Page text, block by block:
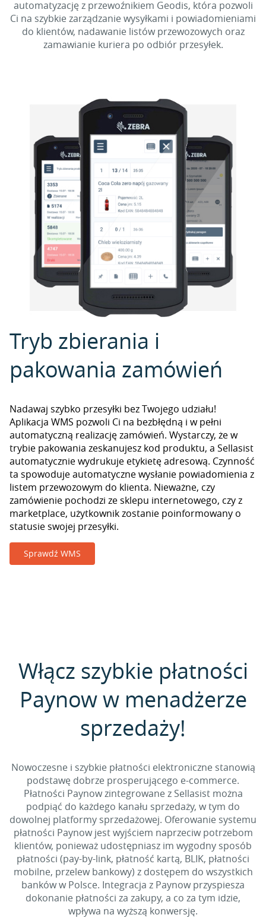
automatyzację z przewoźnikiem Geodis, która pozwoli
Ci na szybkie zarządzanie wysyłkami i powiadomieniami
do klientów, nadawanie listów przewozowych oraz
zamawianie kuriera po odbiór przesyłek.
Tryb zbierania i
pakowania zamówień
Nadawaj szybko przesyłki bez Twojego udziału!
Aplikacja WMS pozwoli Ci na bezbłędną i w pełni
automatyczną realizację zamówień. Wystarczy, że w
trybie pakowania zeskanujesz kod produktu, a Sellasist
automatycznie wydrukuje etykietę adresową. Czynność
ta spowoduje automatyczne wysłanie powiadomienia z
listem przewozowym do klienta. Nieważne, czy
zamówienie pochodzi ze sklepu internetowego, czy z
marketplace, użytkownik zostanie poinformowany o
statusie swojej przesyłki.
Sprawdź WMS
Włącz szybkie płatności
Paynow w menadżerze
sprzedaży!
Nowoczesne i szybkie płatności elektroniczne stanowią
podstawę dobrze prosperującego e-commerce.
Płatności Paynow zintegrowane z Sellasist można
podpiąć do każdego kanału sprzedaży, w tym do
dowolnej platformy sprzedażowej. Oferowanie systemu
płatności Paynow jest wyjściem naprzeciw potrzebom
klientów, ponieważ udostępniasz im wygodny sposób
płatności (pay-by-link, płatność kartą, BLIK, płatności
mobilne, przelew bankowy) z dostępem do wszystkich
banków w Polsce. Integracja z Paynow przyspiesza
dokonanie płatności za zakupy, a co za tym idzie,
wpływa na wyższą konwersję.